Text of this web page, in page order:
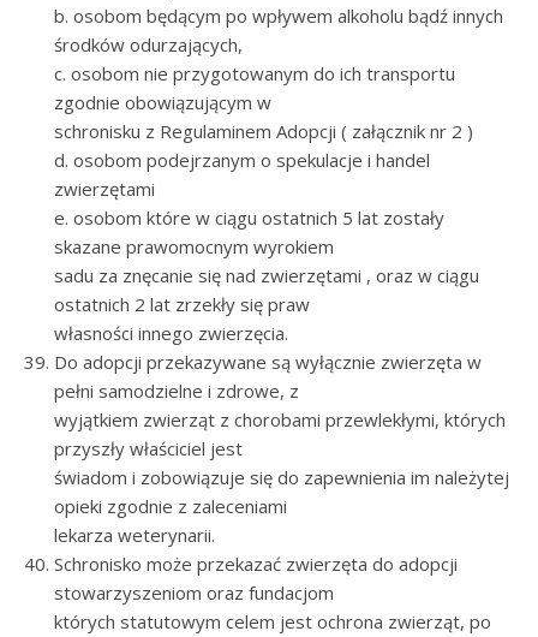
b. osobom będącym po wpływem alkoholu bądź innych
środków odurzających,
c. osobom nie przygotowanym do ich transportu
zgodnie obowiązującym w
schronisku z Regulaminem Adopcji ( załącznik nr 2 )
d. osobom podejrzanym o spekulacje i handel
zwierzętami
e. osobom które w ciągu ostatnich 5 lat zostały
skazane prawomocnym wyrokiem
sadu za znęcanie się nad zwierzętami , oraz w ciągu
ostatnich 2 lat zrzekły się praw
własności innego zwierzęcia.
Do adopcji przekazywane są wyłącznie zwierzęta w
pełni samodzielne i zdrowe, z
wyjątkiem zwierząt z chorobami przewlekłymi, których
przyszły właściciel jest
świadom i zobowiązuje się do zapewnienia im należytej
opieki zgodnie z zaleceniami
lekarza weterynarii.
Schronisko może przekazać zwierzęta do adopcji
stowarzyszeniom oraz fundacjom
których statutowym celem jest ochrona zwierząt, po